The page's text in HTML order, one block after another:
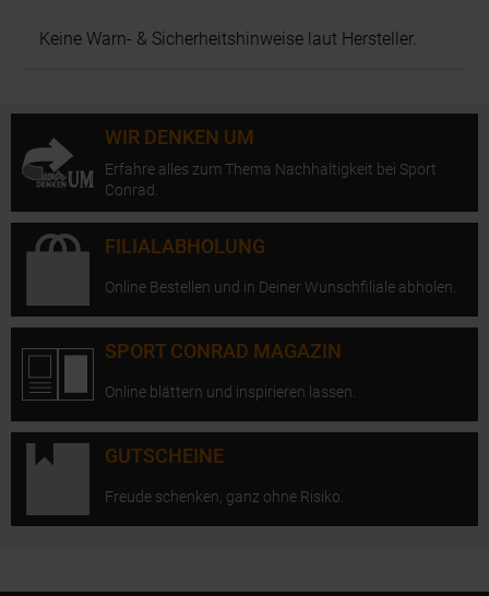
Keine Warn- & Sicherheitshinweise laut Hersteller.
WIR DENKEN UM
Erfahre alles zum Thema Nachhaltigkeit bei Sport
Conrad.
FILIALABHOLUNG
Online Bestellen und in Deiner Wunschfiliale abholen.
SPORT CONRAD MAGAZIN
Online blättern und inspirieren lassen.
GUTSCHEINE
Freude schenken, ganz ohne Risiko.